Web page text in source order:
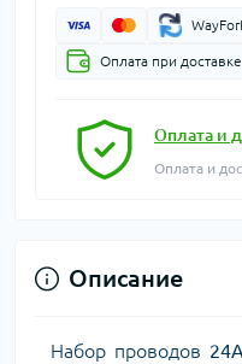
Оплата при доставке
Оплата и
Оплата и
Описание
Набор проводов